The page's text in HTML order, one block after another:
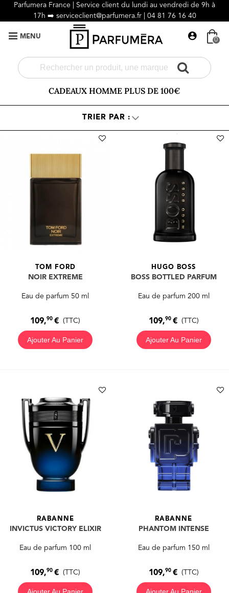
Parfumera France | Service client du lundi au vendredi de 9h à
17h ➡️ serviceclient@parfumera.fr | 04 81 76 16 40
MENU 0
CADEAUX HOMME PLUS DE 100€
TOM FORD
NOIR EXTREME
Eau de parfum 50 ml
109,90€ (TTC)
Ajouter Au Panier
HUGO BOSS
BOSS BOTTLED PARFUM
Eau de parfum 200 ml
109,90 € (TTC)
Ajouter Au Panier
RABANNE
INVICTUS VICTORY ELIXIR
Eau de parfum 100 ml
109,90€ (TTC)
Ajouter Au Panier
RABANNE
PHANTOM INTENSE
Eau de parfum 150 ml
109,90 € (TTC)
Ajouter Au Panier